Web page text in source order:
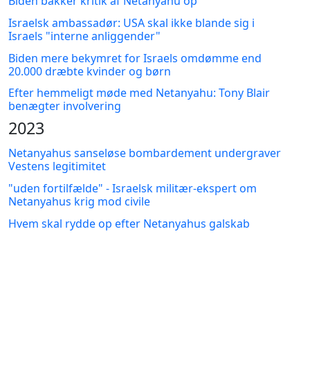
Israelsk ambassadør: USA skal ikke blande sig i
Israels "interne anliggender"
Biden mere bekymret for Israels omdømme end
20.000 dræbte kvinder og børn
Efter hemmeligt møde med Netanyahu: Tony Blair
benægter involvering
2023
Netanyahus sanseløse bombardement undergraver
Vestens legitimitet
"uden fortilfælde" - Israelsk militær-ekspert om
Netanyahus krig mod civile
Hvem skal rydde op efter Netanyahus galskab